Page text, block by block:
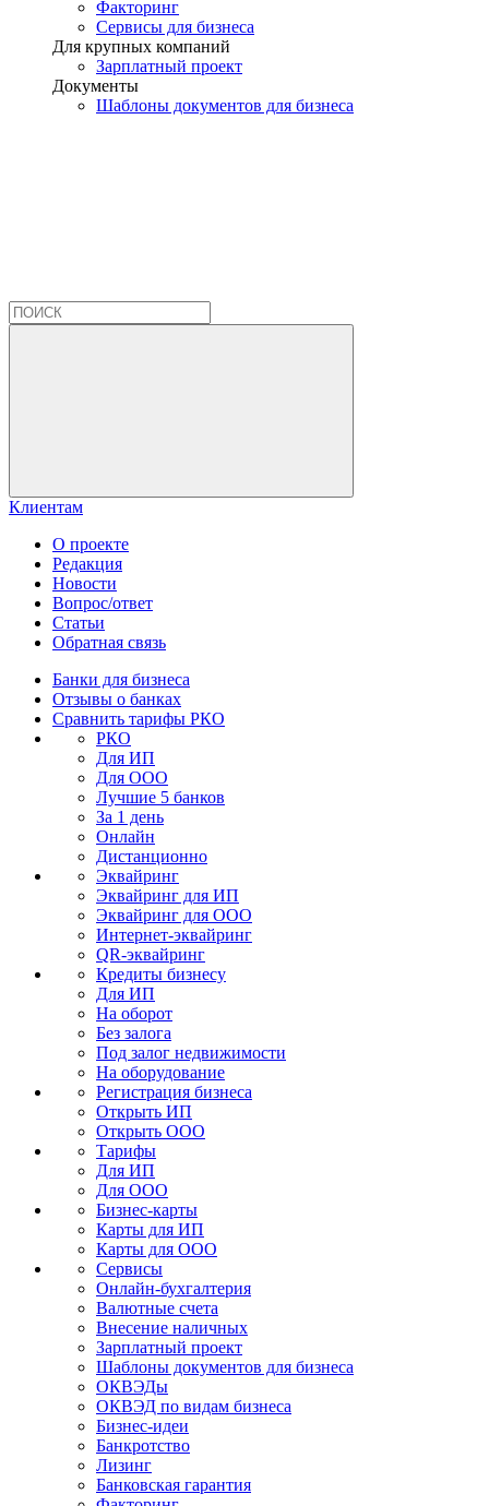
Факторинг
Сервисы для бизнеса
Для крупных компаний
Зарплатный проект
Документы
Шаблоны документов для бизнеса
Клиентам
О проекте
Редакция
Новости
Вопрос/ответ
Статьи
Обратная связь
Банки для бизнеса
Отзывы о банках
Сравнить тарифы РКО
РКО
Для ИП
Для ООО
Лучшие 5 банков
За 1 день
Онлайн
Дистанционно
Эквайринг
Эквайринг для ИП
Эквайринг для ООО
Интернет-эквайринг
QR-эквайринг
Кредиты бизнесу
Для ИП
На оборот
Без залога
Под залог недвижимости
На оборудование
Регистрация бизнеса
Открыть ИП
Открыть ООО
Тарифы
Для ИП
Для ООО
Бизнес-карты
Карты для ИП
Карты для ООО
Сервисы
Онлайн-бухгалтерия
Валютные счета
Внесение наличных
Зарплатный проект
Шаблоны документов для бизнеса
ОКВЭДы
ОКВЭД по видам бизнеса
Бизнес-идеи
Банкротство
Лизинг
Банковская гарантия